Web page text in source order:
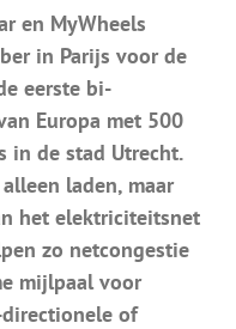
en MyWheels
in Parijs voor de
eerste bi-
Europa met 500
in de stad Utrecht.
laden, maar
het elektriciteitsnet
zo netcongestie
mijlpaal voor
of